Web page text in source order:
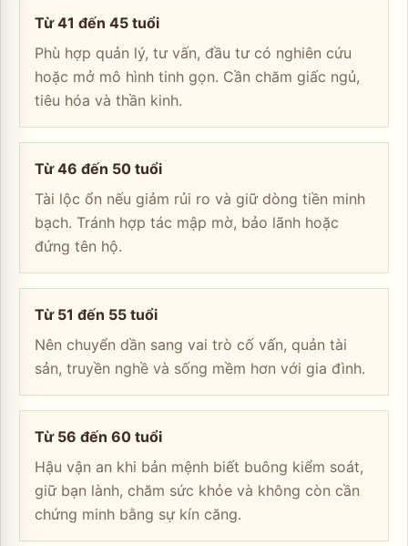
Từ 41 đến 45 tuổi
Phù hợp quản lý, tư vấn, đầu tư có nghiên cứu
hoặc mở mô hình tinh gọn. Cần chăm giấc ngủ,
tiêu hóa và thần kinh.
Từ 46 đến 50 tuổi
Tài lộc ổn nếu giảm rủi ro và giữ dòng tiền minh
bạch. Tránh hợp tác mập mờ, bảo lãnh hoặc
đứng tên hộ.
Từ 51 đến 55 tuổi
Nên chuyển dần sang vai trò cố vấn, quản tài
sản, truyền nghề và sống mềm hơn với gia đình.
Từ 56 đến 60 tuổi
Hậu vận an khi bản mệnh biết buông kiểm soát,
giữ bạn lành, chăm sức khỏe và không còn cần
chứng minh bằng sự kín căng.